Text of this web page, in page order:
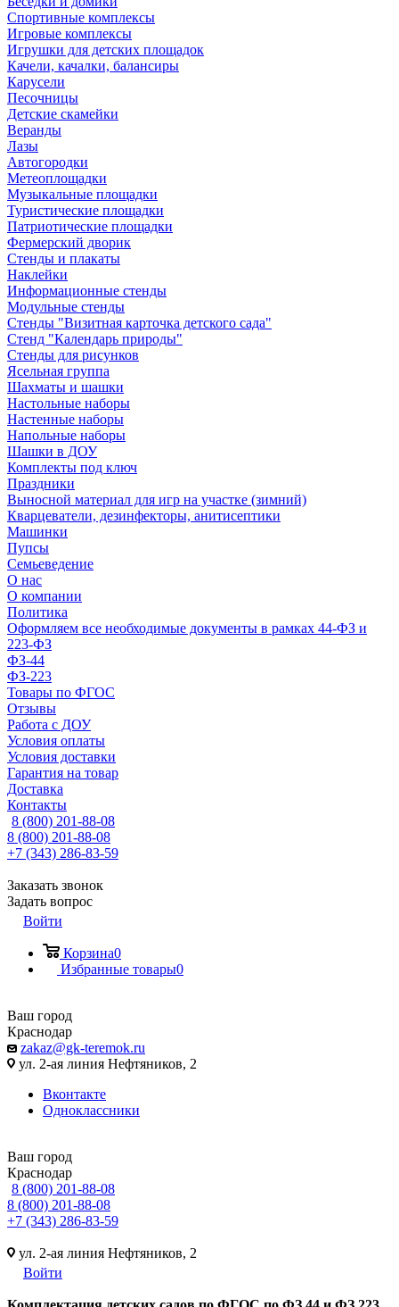
Спортивные комплексы
Игровые комплексы
Игрушки для детских площадок
Качели, качалки, балансиры
Карусели
Песочницы
Детские скамейки
Веранды
Лазы
Автогородки
Метеоплощадки
Музыкальные площадки
Туристические площадки
Патриотические площадки
Фермерский дворик
Стенды и плакаты
Наклейки
Информационные стенды
Модульные стенды
Стенды "Визитная карточка детского сада"
Стенд "Календарь природы"
Стенды для рисунков
Ясельная группа
Шахматы и шашки
Настольные наборы
Настенные наборы
Напольные наборы
Шашки в ДОУ
Комплекты под ключ
Праздники
Выносной материал для игр на участке (зимний)
Кварцеватели, дезинфекторы, анитисептики
Машинки
Пупсы
Семьеведение
О нас
О компании
Политика
Оформляем все необходимые документы в рамках 44-ФЗ и
223-ФЗ
ФЗ-44
ФЗ-223
Товары по ФГОС
Отзывы
Работа с ДОУ
Условия оплаты
Условия доставки
Гарантия на товар
Доставка
Контакты
8 (800) 201-88-08
8 (800) 201-88-08
+7 (343) 286-83-59
Заказать звонок
Задать вопрос
Войти
Корзина0
Избранные товары0
Ваш город
Краснодар
zakaz@gk-teremok.ru
ул. 2-ая линия Нефтяников, 2
Вконтакте
Одноклассники
Ваш город
Краснодар
8 (800) 201-88-08
8 (800) 201-88-08
+7 (343) 286-83-59
ул. 2-ая линия Нефтяников, 2
Войти